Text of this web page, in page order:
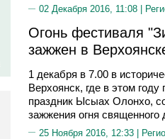
02 Декабря 2016, 11:08 |
Огонь фестиваля
зажжен в
1 декабря в 7.00 в
Верхоянск, где в этом
праздник Ысыах Олонхо,
зажжения огня
25 Ноября 2016, 12:33 |